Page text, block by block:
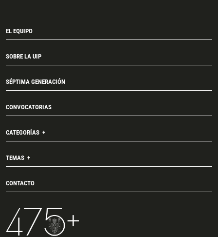
EL EQUIPO
SOBRE LA UIP
SÉPTIMA GENERACIÓN
CONVOCATORIAS
CATEGORÍAS
TEMAS
CONTACTO